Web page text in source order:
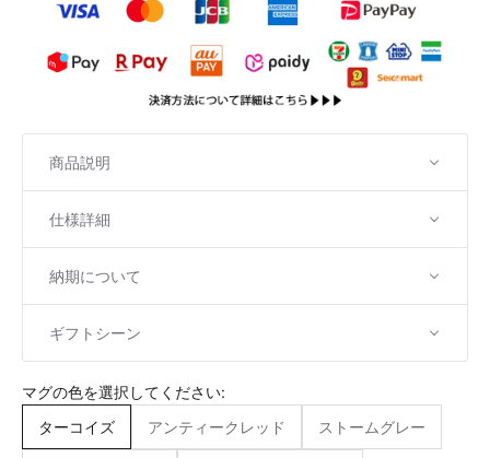
商品説明
仕様詳細
納期について
ギフトシーン
マグの色を選択してください:
ターコイズ
アンティークレッド ストームグレー